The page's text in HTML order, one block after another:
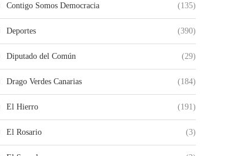
Contigo Somos Democracia (135)
Deportes (390)
Diputado del Común (29)
Drago Verdes Canarias (184)
El Hierro (191)
El Rosario (3)